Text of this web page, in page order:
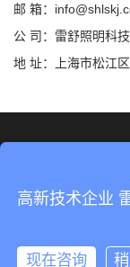
邮 箱：
公 司：雷舒照明科
地 址：上海市松江
高新技术企业
现在咨询